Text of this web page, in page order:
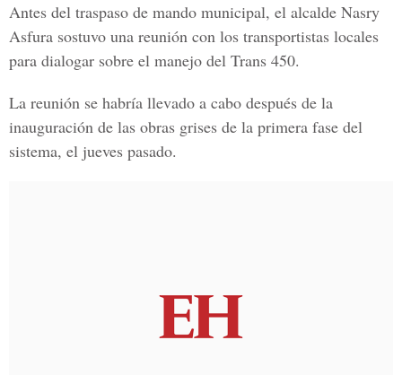
Antes del traspaso de mando municipal, el alcalde Nasry
Asfura sostuvo una reunión con los transportistas locales
para dialogar sobre el manejo del Trans 450.
La reunión se habría llevado a cabo después de la
inauguración de las obras grises de la primera fase del
sistema, el jueves pasado.